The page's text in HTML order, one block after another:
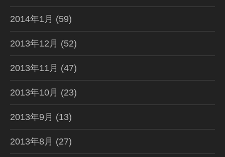
2014年1月 (59)
2013年12月 (52)
2013年11月 (47)
2013年10月 (23)
2013年9月 (13)
2013年8月 (27)